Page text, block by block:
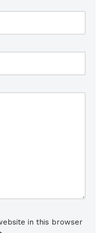
in this browser